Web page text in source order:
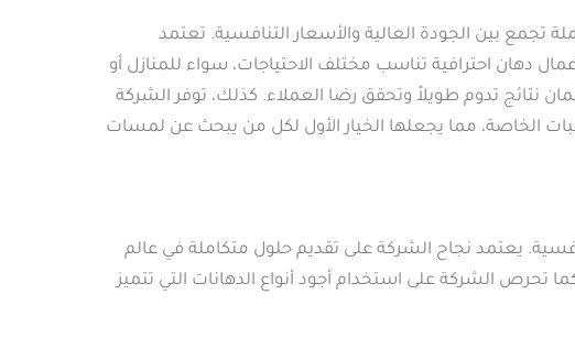
تجمع بين الجودة العالية والأسعار التنافسية. تعتمد
دهان احترافية تناسب مختلف الاحتياجات، سواء للمنازل أو
نتائج تدوم طويلاً وتحقق رضا العملاء. كذلك، توفر الشركة
الخاصة، مما يجعلها الخيار الأول لكل من يبحث عن لمسات
يعتمد نجاح الشركة على تقديم حلول متكاملة في عالم
الشركة على استخدام أجود أنواع الدهانات التي تتميز